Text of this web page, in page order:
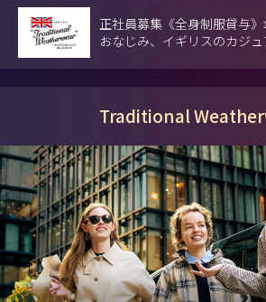
正社員募集《全身制服貸与
おなじみ、イギリスのカジ
Traditional